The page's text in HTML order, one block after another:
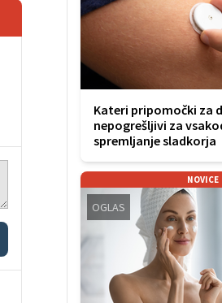
Kateri pripomočki za
nepogrešljivi za
spremljanje sladkorja
NOVICE
OGLAS